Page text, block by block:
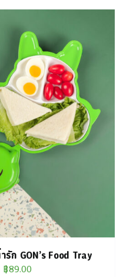
ก GON’s Food Tray
Original
฿89.00Current